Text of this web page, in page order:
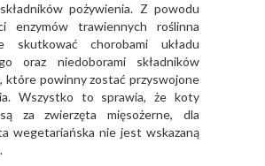
pożywienia. Z powodu
enzymów trawiennych roślinna
skutkować chorobami układu
oraz niedoborami składników
które powinny zostać przyswojone
Wszystko to sprawia, że koty
za zwierzęta mięsożerne, dla
wegetariańska nie jest wskazaną